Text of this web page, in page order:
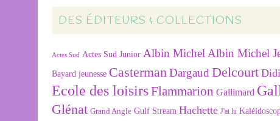
DES ÉDITEURS & COLLECTIONS
Actes Sud Actes Sud Junior Albin MichelAlbin Michel
Bayard jeunesse CastermanDargaudDelcourt
Ecole des loisirsFlammarion Gallimard
Glénat Grand Angle Gulf Stream Hachette J'ai lu